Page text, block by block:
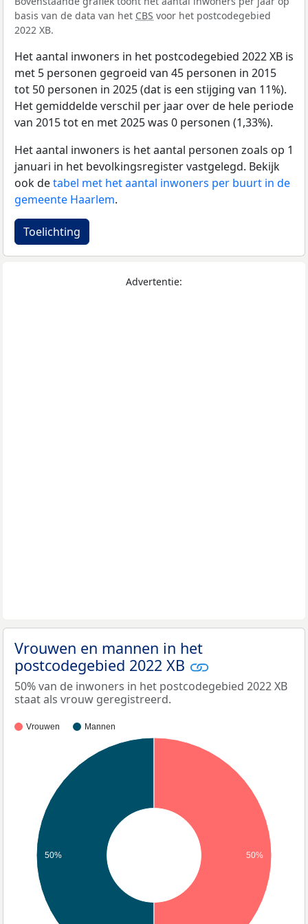
basis van de data van het CBS voor het postcodegebied
2022 XB.
Het aantal inwoners in het postcodegebied 2022 XB is
met 5 personen gegroeid van 45 personen in 2015
tot 50 personen in 2025 (dat is een stijging van 11%).
Het gemiddelde verschil per jaar over de hele periode
van 2015 tot en met 2025 was 0 personen (1,33%).
Het aantal inwoners is het aantal personen zoals op 1
januari in het bevolkingsregister vastgelegd. Bekijk
ook detabel met het aantal inwoners per buurt in de
gemeente Haarlem.
Toelichting
Advertentie:
Vrouwen en mannen in het
postcodegebied 2022 XB
50% van de inwoners in het postcodegebied 2022 XB
staat als vrouw geregistreerd.
Vrouwen Mannen
50% 50%